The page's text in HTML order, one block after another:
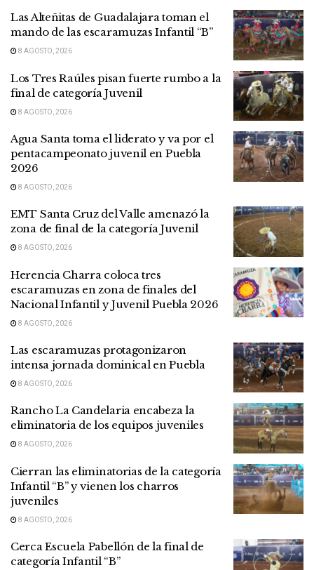
Las Alteñitas de Guadalajara toman el
mando de las escaramuzas Infantil “B”
8 AGOSTO, 2026
Los Tres Raúles pisan fuerte rumbo a la
final de categoría Juvenil
8 AGOSTO, 2026
Agua Santa toma el liderato y va por el
pentacampeonato juvenil en Puebla
2026
8 AGOSTO, 2026
EMT Santa Cruz del Valle amenazó la
zona de final de la categoría Juvenil
8 AGOSTO, 2026
Herencia Charra coloca tres
escaramuzas en zona de finales del
Nacional Infantil y Juvenil Puebla 2026
8 AGOSTO, 2026
Las escaramuzas protagonizaron
intensa jornada dominical en Puebla
8 AGOSTO, 2026
Rancho La Candelaria encabeza la
eliminatoria de los equipos juveniles
8 AGOSTO, 2026
Cierran las eliminatorias de la categoría
Infantil “B” y vienen los charros
juveniles
8 AGOSTO, 2026
Cerca Escuela Pabellón de la final de
categoría Infantil “B”